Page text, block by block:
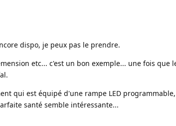
dispo, je peux pas le prendre.
etc... c'est un bon exemple... une fois que
qui est équipé d'une rampe LED
santé semble intéressante...